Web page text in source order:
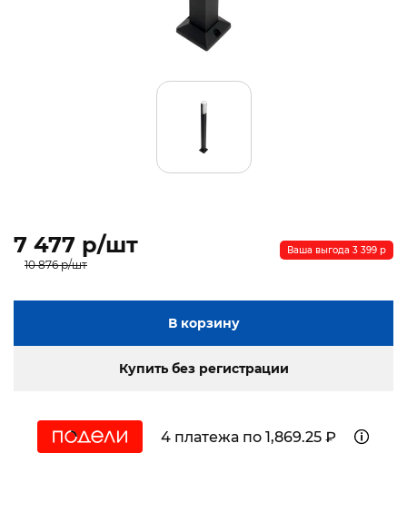
Ваша выгода 3 399 p
7 477 p/шт
10 876 p/шт
В корзину
Купить без регистрации
4 платежа по 1,869.25 ₽